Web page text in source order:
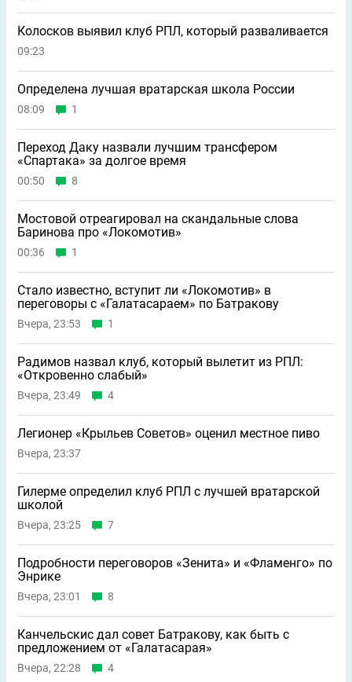
Колосков выявил клуб РПЛ, который разваливается
09:23
Определена лучшая вратарская школа России
08:09 1
Переход Даку назвали лучшим трансфером
«Спартака» за долгое время
00:50 8
Мостовой отреагировал на скандальные слова
Баринова про «Локомотив»
00:36 1
Стало известно, вступит ли «Локомотив» в
переговоры с «Галатасараем» по Батракову
Вчера, 23:53 1
Радимов назвал клуб, который вылетит из РПЛ:
«Откровенно слабый»
Вчера, 23:49 4
Легионер «Крыльев Советов» оценил местное пиво
Вчера, 23:37
Гилерме определил клуб РПЛ с лучшей вратарской
школой
Вчера, 23:25 7
Подробности переговоров «Зенита» и «Фламенго» по
Энрике
Вчера, 23:01 8
Канчельскис дал совет Батракову, как быть с
предложением от «Галатасарая»
Вчера, 22:28 4